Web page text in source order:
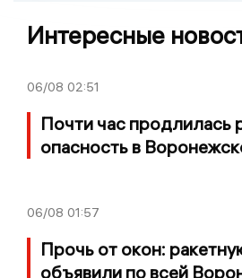
Интересные
06/08 02:51
Почти час продлилась
опасность в
06/08 01:57
Прочь от окон:
объявили по всей